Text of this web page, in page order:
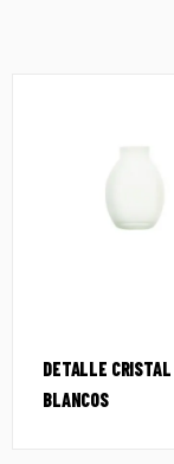
DETALLE CRISTAL
BLANCOS